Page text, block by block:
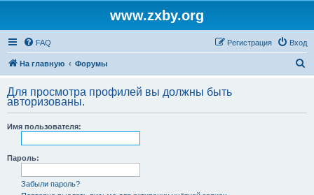
www.zxby.org
FAQ Вход
Регистрация
На главную Форумы
с
Для просмотра профилей вы должны быть
авторизованы.
Имя пользователя:
Пароль:
Забыли пароль?